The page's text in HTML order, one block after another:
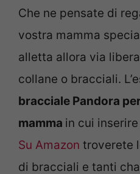
Che ne pensate di
vostra mamma
alletta allora via
collane o bracciali.
bracciale Pandora
mamma in cui
Su Amazon troverete
di bracciali e tanti